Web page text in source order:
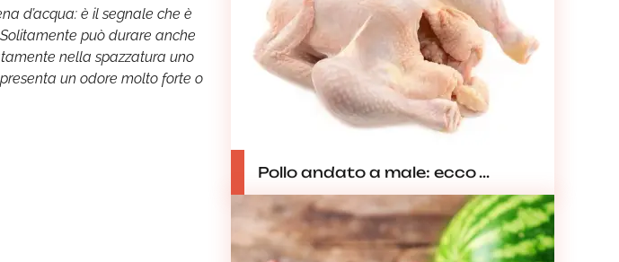
d’acqua: è il segnale che è
può durare anche
nella spazzatura uno
un odore molto forte o
Pollo andato a male: ecco ...